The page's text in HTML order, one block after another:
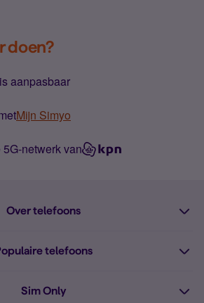
doen?
aanpasbaar
Mijn Simyo
netwerk van
Over telefoons
telefoons
Sim Only